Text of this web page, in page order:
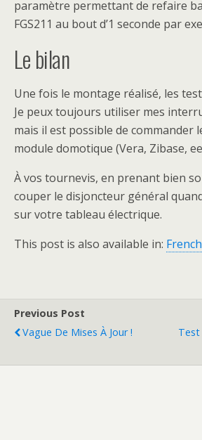
paramètre permettant de refaire
FGS211 au bout d’1 seconde par
Le bilan
Une fois le montage réalisé, les
Je peux toujours utiliser mes
mais il est possible de commander
module domotique (Vera, Zibase,
À vos tournevis, en prenant bien
couper le disjoncteur général
sur votre tableau électrique.
This post is also available in: French
Previous Post
Vague De Mises À Jour !
Test